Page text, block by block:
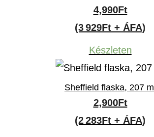
4,990Ft
(3 929Ft + ÁFA)
Készleten
Sheffield flaska, 207 ml
2,900Ft
(2 283Ft + ÁFA)